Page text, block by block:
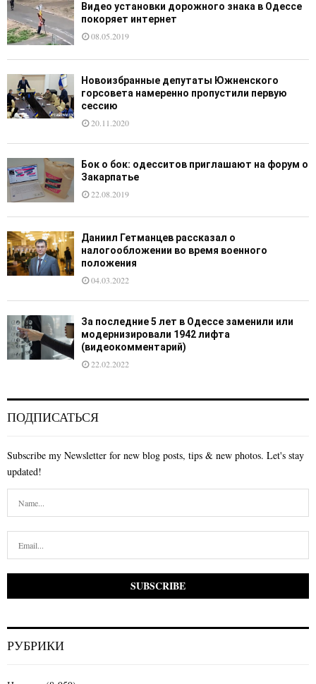
Видео установки дорожного знака в Одессе
покоряет интернет
08.05.2019
Новоизбранные депутаты Южненского
горсовета намеренно пропустили первую
сессию
20.11.2020
Бок о бок: одесситов приглашают на форум о
Закарпатье
22.08.2019
Даниил Гетманцев рассказал о
налогообложении во время военного
положения
04.03.2022
За последние 5 лет в Одессе заменили или
модернизировали 1942 лифта
(видеокомментарий)
22.02.2022
ПОДПИСАТЬСЯ
Subscribe my Newsletter for new blog posts, tips & new photos. Let's stay
updated!
РУБРИКИ